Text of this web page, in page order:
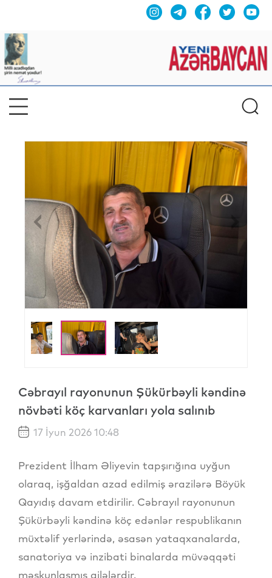
Previous
Cəbrayıl rayonunun Şükürbəyli kəndinə
növbəti köç karvanları yola salınıb
17 İyun 2026 10:48
Prezident İlham Əliyevin tapşırığına uyğun
olaraq, işğaldan azad edilmiş ərazilərə Böyük
Qayıdış davam etdirilir. Cəbrayıl rayonunun
Şükürbəyli kəndinə köç edənlər respublikanın
müxtəlif yerlərində, əsasən yataqxanalarda,
sanatoriya və inzibati binalarda müvəqqəti
məskunlaşmış ailələrdir.